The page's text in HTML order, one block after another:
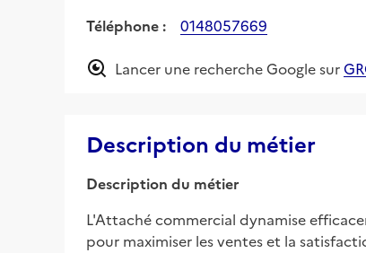
Téléphone :
0148057669
Lancer une recherche Google sur
Description du métier
Description du métier
L'Attaché commercial dynamise
pour maximiser les ventes et la